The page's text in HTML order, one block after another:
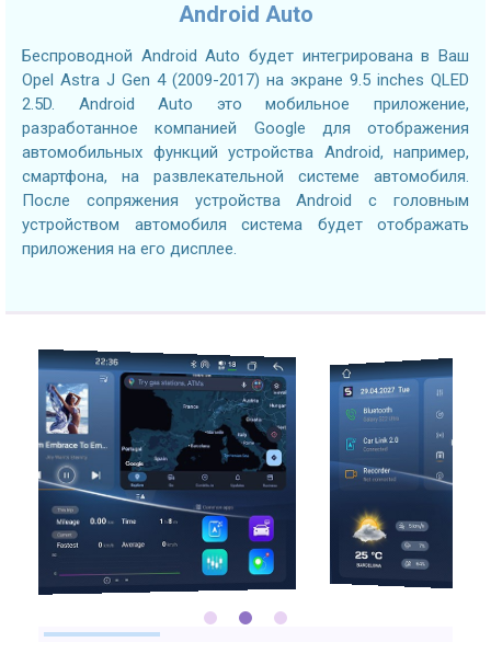
Android Auto
Беспроводной Android Auto будет интегрирована в Ваш
Opel Astra J Gen 4 (2009-2017) на экране 9.5 inches QLED
2.5D. Android Auto это мобильное приложение,
разработанное компанией Google для отображения
автомобильных функций устройства Android, например,
смартфона, на развлекательной системе автомобиля.
После сопряжения устройства Android с головным
устройством автомобиля система будет отображать
приложения на его дисплее.
2.7GHZ CPU